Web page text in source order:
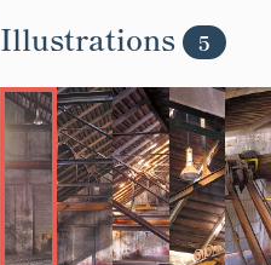
Illustrations 5